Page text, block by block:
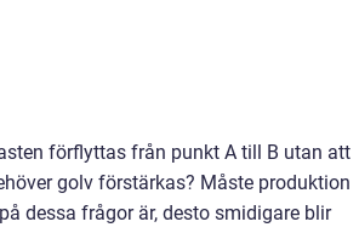
förflyttas från punkt A till B utan att
golv förstärkas? Måste produktion
dessa frågor är, desto smidigare blir